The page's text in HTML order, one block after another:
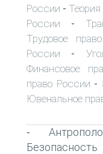
России - Теория
России -
Трудовое
России -
Финансовое
право России -
Ювенальное
-